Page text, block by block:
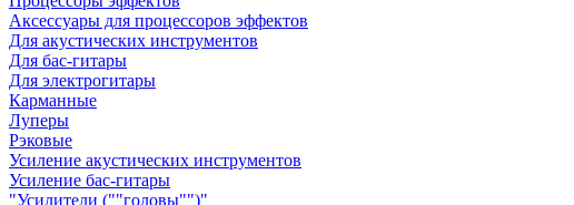
Аксессуары для процессоров эффектов
Для акустических инструментов
Для бас-гитары
Для электрогитары
Карманные
Луперы
Рэковые
Усиление акустических инструментов
Усиление бас-гитары
"Усилители (""головы"")"